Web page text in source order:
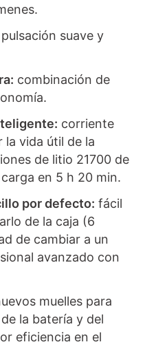
pulsación suave y
combinación de
corriente
la vida útil de la
de litio 21700 de
en 5 h 20 min.
por defecto: fácil
de la caja (6
de cambiar a un
avanzado con
muelles para
la batería y del
eficiencia en el